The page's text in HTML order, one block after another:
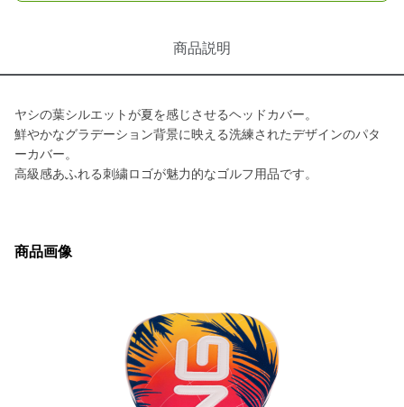
商品説明
ヤシの葉シルエットが夏を感じさせるヘッドカバー。
鮮やかなグラデーション背景に映える洗練されたデザインのパタ
ーカバー。
高級感あふれる刺繍ロゴが魅力的なゴルフ用品です。
商品画像